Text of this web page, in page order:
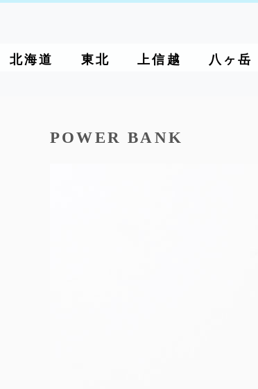
北海道 東北 上信越 八ヶ岳
POWER BANK